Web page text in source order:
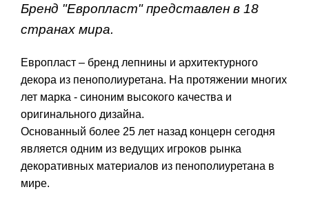
Бренд "Европласт" представлен в 18
странах мира.
Европласт – бренд лепнины и архитектурного
декора из пенополиуретана. На протяжении многих
лет марка - синоним высокого качества и
оригинального дизайна.
Основанный более 25 лет назад концерн сегодня
является одним из ведущих игроков рынка
декоративных материалов из пенополиуретана в
мире.